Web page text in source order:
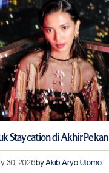
Staycation di Akhir Pekan
30, 2026byAkib Aryo Utomo